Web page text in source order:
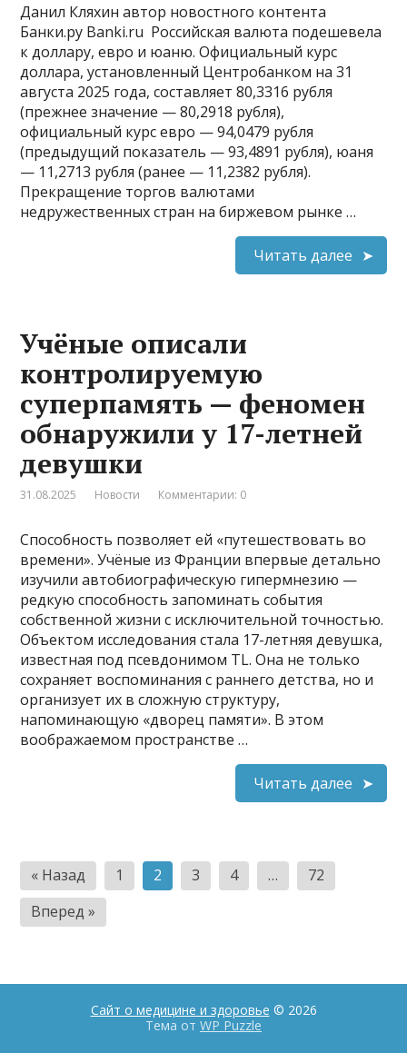
Данил Кляхин автор новостного контента
Банки.ру Banki.ru ​ Российская валюта подешевела
к доллару, евро и юаню. Официальный курс
доллара, установленный Центробанком на 31
августа 2025 года, составляет 80,3316 рубля
(прежнее значение — 80,2918 рубля),
официальный курс евро — 94,0479 рубля
(предыдущий показатель — 93,4891 рубля), юаня
— 11,2713 рубля (ранее — 11,2382 рубля).
Прекращение торгов валютами
недружественных стран на биржевом рынке …
Читать далее
Учёные описали
контролируемую
суперпамять — феномен
обнаружили у 17-летней
девушки
31.08.2025 Новости Комментарии: 0
Способность позволяет ей «путешествовать во
времени». Учёные из Франции впервые детально
изучили автобиографическую гипермнезию —
редкую способность запоминать события
собственной жизни с исключительной точностью.
Объектом исследования стала 17-летняя девушка,
известная под псевдонимом TL. Она не только
сохраняет воспоминания с раннего детства, но и
организует их в сложную структуру,
напоминающую «дворец памяти». В этом
воображаемом пространстве …
Читать далее
Пагинация
записей
« Назад 1 2 3 4 …
72
Вперед »
Сайт о медицине и здоровье © 2026
Тема от WP Puzzle